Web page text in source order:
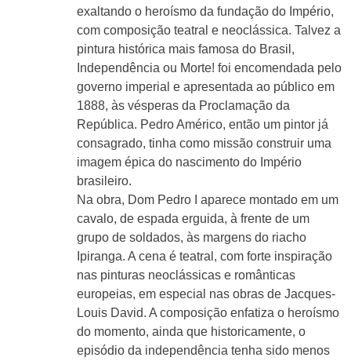
exaltando o heroísmo da fundação do Império,
com composição teatral e neoclássica. Talvez a
pintura histórica mais famosa do Brasil,
Independência ou Morte! foi encomendada pelo
governo imperial e apresentada ao público em
1888, às vésperas da Proclamação da
República. Pedro Américo, então um pintor já
consagrado, tinha como missão construir uma
imagem épica do nascimento do Império
brasileiro.
Na obra, Dom Pedro I aparece montado em um
cavalo, de espada erguida, à frente de um
grupo de soldados, às margens do riacho
Ipiranga. A cena é teatral, com forte inspiração
nas pinturas neoclássicas e românticas
europeias, em especial nas obras de Jacques-
Louis David. A composição enfatiza o heroísmo
do momento, ainda que historicamente, o
episódio da independência tenha sido menos